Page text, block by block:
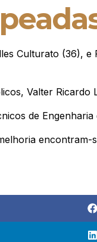
Culturato (36),
Valter
de
encontram-